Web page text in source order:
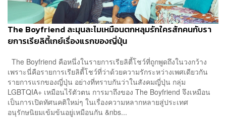
The Boyfriend ละมุนละไมเหมือนตกหลุมรักใครสักคนกับรา
ยการเรียลิตี้เกย์เรื่องแรกของญี่ปุ่น
The Boyfriend คือหนึ่งในรายการเรียลิตี้โชว์ที่ถูกพูดถึงในวงกว้าง
เพราะนี่คือรายการเรียลิตี้โชว์ที่ว่าด้วยความรักระหว่างเพศเดียวกัน
รายการแรกของญี่ปุ่น อย่างที่ทราบกันว่าในสังคมญี่ปุ่น กลุ่ม
LGBTQIA+ เหมือนไร้ตัวตน การมาถึงของ The Boyfriend จึงเหมือน
เป็นการเปิดทัศนคติใหม่ๆ ในเรื่องความหลากหลายสู่ประเทศ
อนุรักษนิยมเข้มข้นอยู่เหมือนกัน &nbs...